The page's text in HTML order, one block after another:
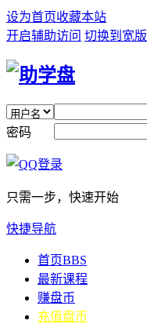
设为首页收藏本站
开启辅助访问 切换到宽版
密码
只需一步，快速开始
快捷导航
首页BBS
最新课程
赚盘币
充值盘币